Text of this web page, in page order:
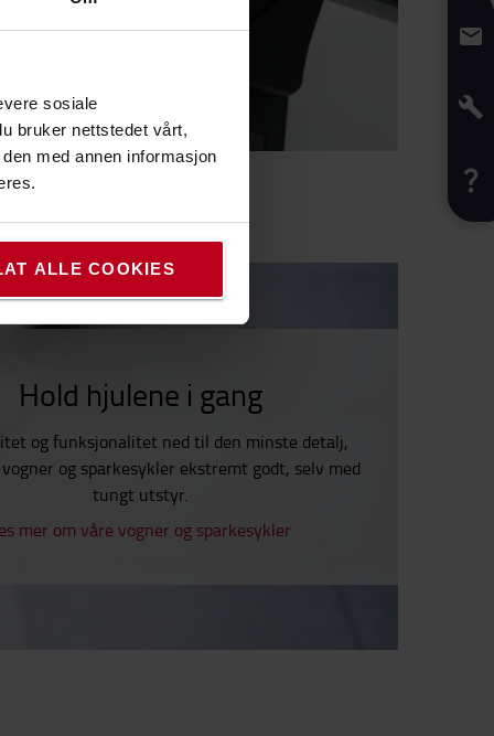
sosiale
bruker nettstedet vårt,
med annen informasjon
ALLE COOKIES
Hold hjulene i gang
og funksjonalitet ned til den minste detalj,
og sparkesykler ekstremt godt, selv med
tungt utstyr.
mer om våre vogner og sparkesykler